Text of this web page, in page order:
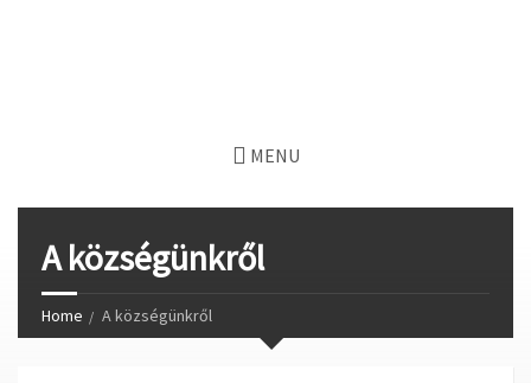
MENU
A községünkről
Home A községünkről